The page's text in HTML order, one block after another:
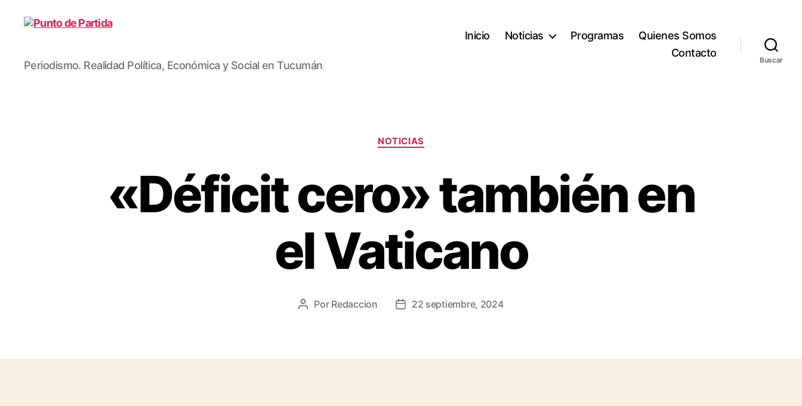
Punto
de
Periodismo. Realidad Política, Económica y Social en Tucumán
Inicio Noticias Programas
Quienes Somos
Contacto
Buscar
Categorías
NOTICIAS
«Déficit cero» también en
el Vaticano
Autor
Por Redaccion
Fecha22 septiembre, 2024